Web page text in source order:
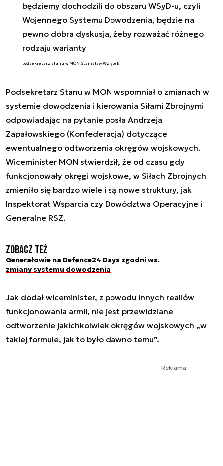
będziemy dochodzili do obszaru WSyD-u, czyli
Wojennego Systemu Dowodzenia, będzie na
pewno dobra dyskusja, żeby rozważać różnego
rodzaju warianty
podsekretarz stanu w MON Stanisław Wziątek
Podsekretarz Stanu w MON wspomniał o zmianach w
systemie dowodzenia i kierowania Siłami Zbrojnymi
odpowiadając na pytanie posła Andrzeja
Zapałowskiego (Konfederacja) dotyczące
ewentualnego odtworzenia okręgów wojskowych.
Wiceminister MON stwierdził, że od czasu gdy
funkcjonowały okręgi wojskowe, w Siłach Zbrojnych
zmieniło się bardzo wiele i są nowe struktury, jak
Inspektorat Wsparcia czy Dowództwa Operacyjne i
Generalne RSZ.
Zobacz też
Generałowie na Defence24 Days zgodni ws.
zmiany systemu dowodzenia
Jak dodał wiceminister, z powodu innych realiów
funkcjonowania armii, nie jest przewidziane
odtworzenie jakichkolwiek okręgów wojskowych „w
takiej formule, jak to było dawno temu”.
Reklama